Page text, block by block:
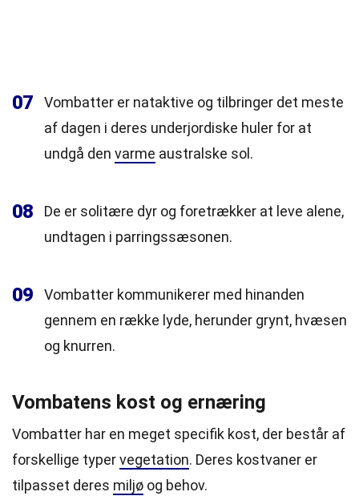
07
Vombatter er nataktive og tilbringer det meste
af dagen i deres underjordiske huler for at
undgå den varme australske sol.
08
De er solitære dyr og foretrækker at leve alene,
undtagen i parringssæsonen.
09
Vombatter kommunikerer med hinanden
gennem en række lyde, herunder grynt, hvæsen
og knurren.
Vombatens kost og ernæring
Vombatter har en meget specifik kost, der består af
forskellige typervegetation. Deres kostvaner er
tilpasset deres miljø og behov.